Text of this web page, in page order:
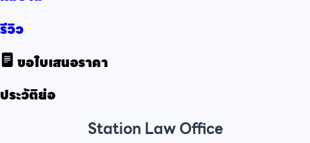
รีวิว
ขอใบเสนอราคา
ประวัติย่อ
Station Law Office